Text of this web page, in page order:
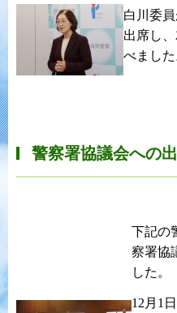
白川委
出席し
べました
警察署協議会への
下記の
察署協
した。
12月1